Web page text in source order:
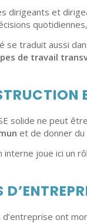
dirigeants et
se traduit aussi
de travail
solide ne peut
et de donner
interne joue ici un
d’entreprise ont